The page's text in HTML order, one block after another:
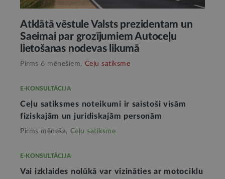
Atklātā vēstule Valsts prezidentam un
Saeimai par grozījumiem Autoceļu
lietošanas nodevas likumā
Pirms 6 mēnešiem, Ceļu satiksme
E-KONSULTĀCIJA
Ceļu satiksmes noteikumi ir saistoši visām
fiziskajām un juridiskajām personām
Pirms mēneša, Ceļu satiksme
E-KONSULTĀCIJA
Vai izklaides nolūkā var vizināties ar motociklu